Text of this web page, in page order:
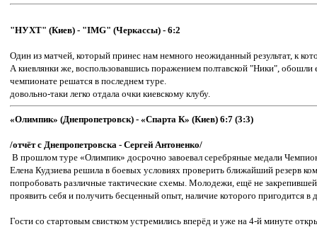
"НУХТ" (Киев) - "IMG" (Черкассы) - 6:2
Один из матчей, который принес нам немного неожиданный результат, к
А киевлянки же, воспользовавшись поражением полтавской "Ники", обошли
чемпионате решатся в последнем туре.
довольно-таки легко отдала очки киевскому клубу.
«Олимпик» (Днепропетровск) - «Спарта К» (Киев) 6:7 (3:3)
/отчёт с Днепропетровска - Сергей Антоненко/
В прошлом туре «Олимпик» досрочно завоевал серебряные медали
Елена Кудзиева решила в боевых условиях проверить ближайший резерв
попробовать различные тактические схемы. Молодежи, ещё не
проявить себя и получить бесценный опыт, наличие которого пригодится в
Гости со стартовым свистком устремились вперёд и уже на 4-й минуте